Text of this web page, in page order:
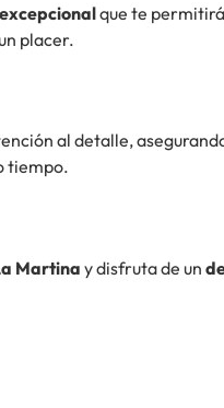
que te
placer.
al detalle,
tiempo.
Martina y disfruta de un